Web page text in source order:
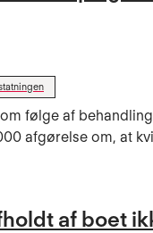
følge af
afgørelse om, at
af boet